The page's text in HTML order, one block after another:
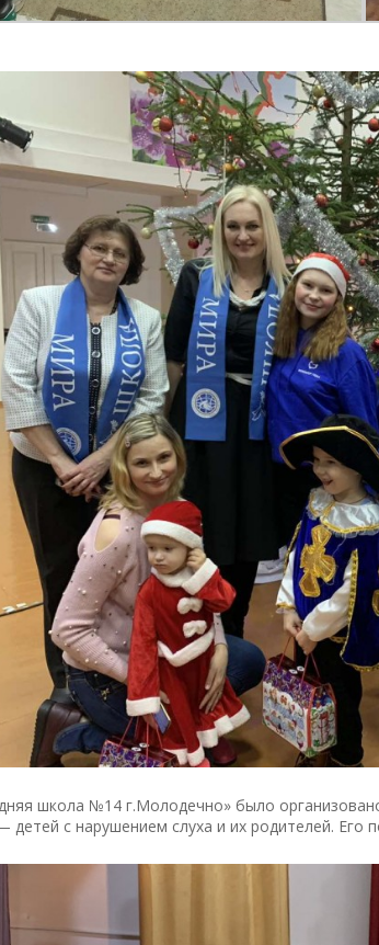
школа №14 г.Молодечно» было
детей с нарушением слуха и их родителей.